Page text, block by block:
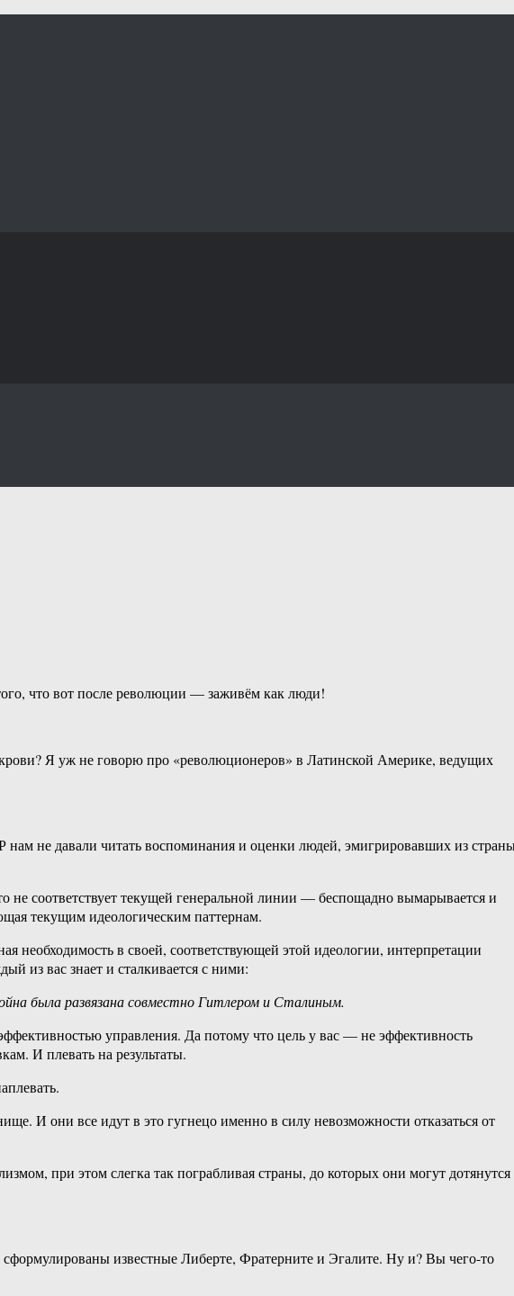
что вот после революции — заживём как люди!
Я уж не говорю про «революционеров» в Латинской Америке, ведущих
не давали читать воспоминания и оценки людей, эмигрировавших из
соответствует текущей генеральной линии — беспощадно вымарывается и
текущим идеологическим паттернам.
необходимость в своей, соответствующей этой идеологии, интерпретации
из вас знает и сталкивается с ними:
была развязана совместно Гитлером и Сталиным.
управления. Да потому что цель у вас — не эффективность
И плевать на результаты.
И они все идут в это гугнецо именно в силу невозможности отказаться от
при этом слегка так пограбливая страны, до которых они могут дотянутся
известные Либерте, Фратерните и Эгалите. Ну и? Вы чего-то